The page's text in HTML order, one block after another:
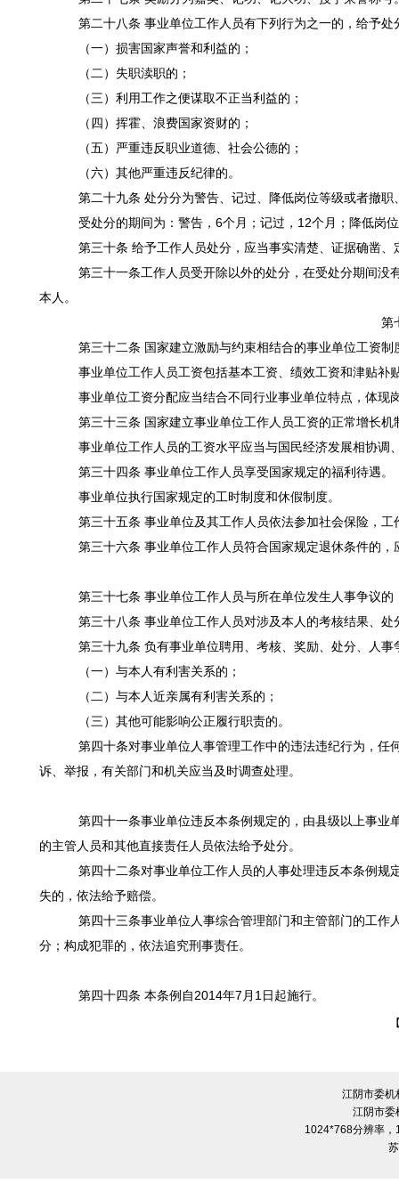
第二十八条 事业单位工作人员有下列行为之一的，给予处
（一）损害国家声誉和利益的；
（二）失职渎职的；
（三）利用工作之便谋取不正当利益的；
（四）挥霍、浪费国家资财的；
（五）严重违反职业道德、社会公德的；
（六）其他严重违反纪律的。
第二十九条 处分分为警告、记过、降低岗位等级或者撤职
受处分的期间为：警告，6个月；记过，12个月；降低岗
第三十条 给予工作人员处分，应当事实清楚、证据确凿、
第三十一条工作人员受开除以外的处分，在受处分期间没
本人。
第
第三十二条 国家建立激励与约束相结合的事业单位工资制
事业单位工作人员工资包括基本工资、绩效工资和津贴补
事业单位工资分配应当结合不同行业事业单位特点，体现
第三十三条 国家建立事业单位工作人员工资的正常增长机
事业单位工作人员的工资水平应当与国民经济发展相协调
第三十四条 事业单位工作人员享受国家规定的福利待遇。
事业单位执行国家规定的工时制度和休假制度。
第三十五条 事业单位及其工作人员依法参加社会保险，工
第三十六条 事业单位工作人员符合国家规定退休条件的，
第三十七条 事业单位工作人员与所在单位发生人事争议
第三十八条 事业单位工作人员对涉及本人的考核结果、
第三十九条 负有事业单位聘用、考核、奖励、处分、人
（一）与本人有利害关系的；
（二）与本人近亲属有利害关系的；
（三）其他可能影响公正履行职责的。
第四十条对事业单位人事管理工作中的违法违纪行为，任
诉、举报，有关部门和机关应当及时调查处理。
第四十一条事业单位违反本条例规定的，由县级以上事业
的主管人员和其他直接责任人员依法给予处分。
第四十二条对事业单位工作人员的人事处理违反本条例规
失的，依法给予赔偿。
第四十三条事业单位人事综合管理部门和主管部门的工作
分；构成犯罪的，依法追究刑事责任。
第四十四条 本条例自2014年7月1日起施行。
江阴市委机
江阴市委
1024*768分辨率，